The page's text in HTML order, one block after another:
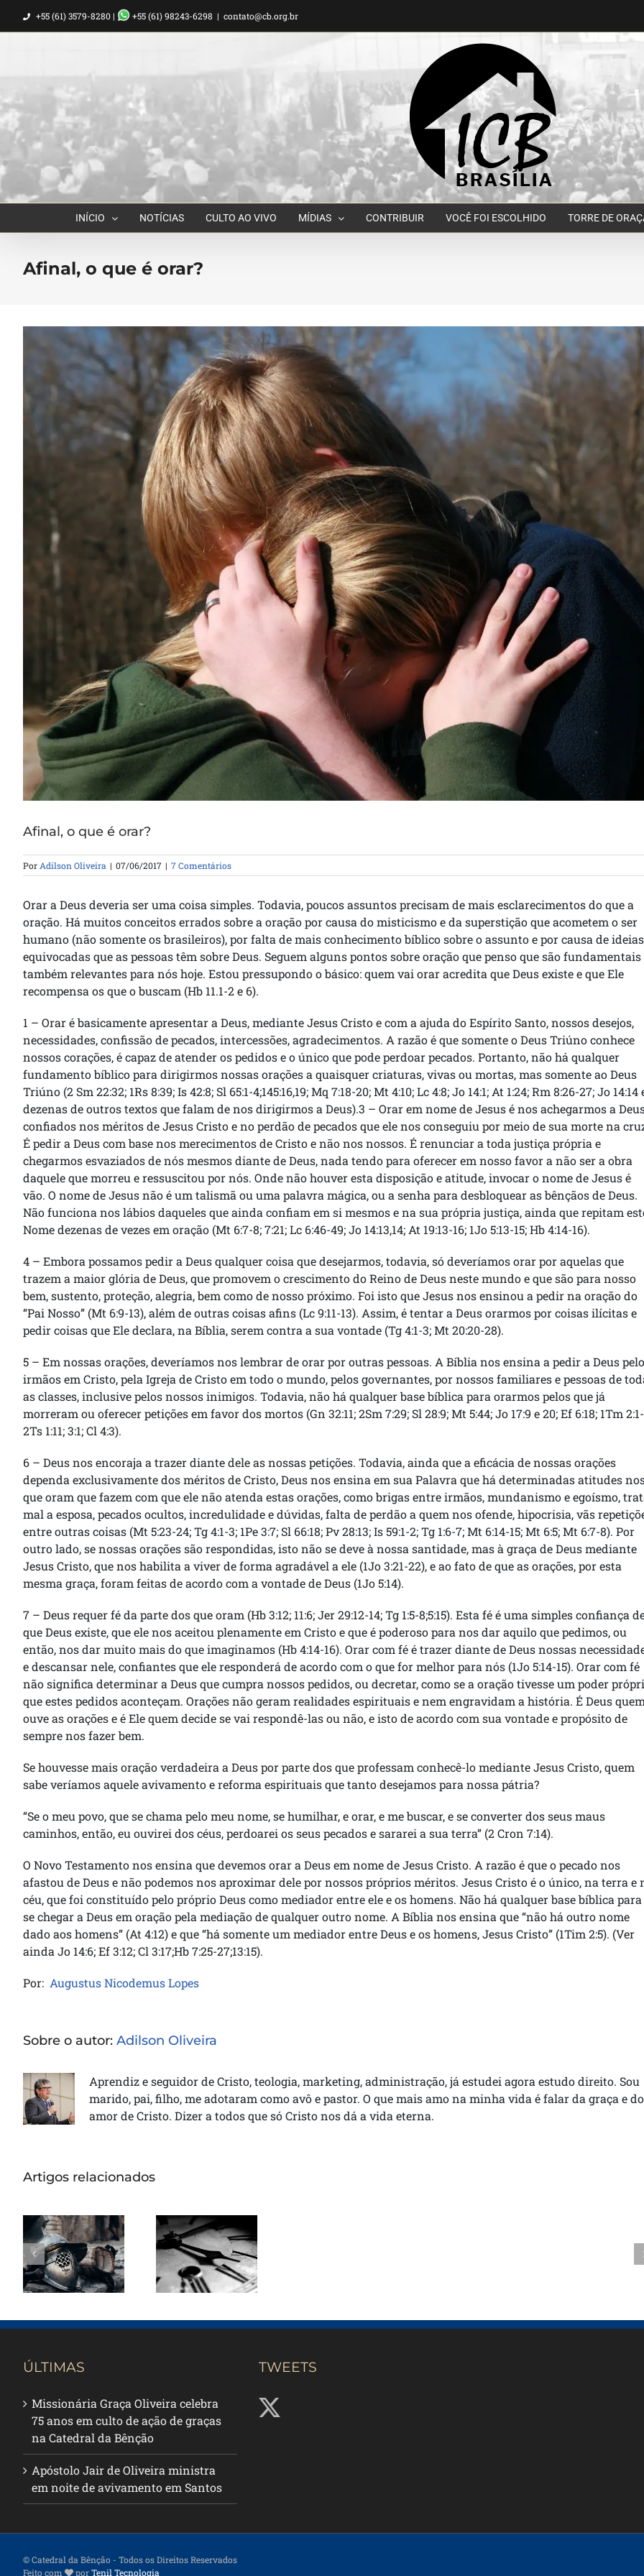
para
+55 (61) 3579-8280 | +55 (61) 98243-6298 | contato@cb.org.br
INÍCIO NOTÍCIAS CULTO AO VIVO MÍDIAS CONTRIBUIR VOCÊ FOI ESCOLHIDO TORRE DE
Afinal, o que é orar?
Afinal, o que é orar?
Por Adilson Oliveira | 07/06/2017 | 7 Comentários
Orar a Deus deveria ser uma coisa simples. Todavia, poucos assuntos precisam de mais esclarecimentos do que a
oração. Há muitos conceitos errados sobre a oração por causa do misticismo e da superstição que acometem o ser
humano (não somente os brasileiros), por falta de mais conhecimento bíblico sobre o assunto e por causa de ideias
equivocadas que as pessoas têm sobre Deus. Seguem alguns pontos sobre oração que penso que são fundamentais
também relevantes para nós hoje. Estou pressupondo o básico: quem vai orar acredita que Deus existe e que Ele
recompensa os que o buscam (Hb 11.1-2 e 6).
1 – Orar é basicamente apresentar a Deus, mediante Jesus Cristo e com a ajuda do Espírito Santo, nossos desejos,
necessidades, confissão de pecados, intercessões, agradecimentos. A razão é que somente o Deus Triúno conhece
nossos corações, é capaz de atender os pedidos e o único que pode perdoar pecados. Portanto, não há qualquer
fundamento bíblico para dirigirmos nossas orações a quaisquer criaturas, vivas ou mortas, mas somente ao Deus
Triúno (2 Sm 22:32; 1Rs 8:39; Is 42:8; Sl 65:1-4;145:16,19; Mq 7:18-20; Mt 4:10; Lc 4:8; Jo 14:1; At 1:24; Rm 8:26-27; Jo 14:14
dezenas de outros textos que falam de nos dirigirmos a Deus).3 – Orar em nome de Jesus é nos achegarmos a
confiados nos méritos de Jesus Cristo e no perdão de pecados que ele nos conseguiu por meio de sua morte na
É pedir a Deus com base nos merecimentos de Cristo e não nos nossos. É renunciar a toda justiça própria e
chegarmos esvaziados de nós mesmos diante de Deus, nada tendo para oferecer em nosso favor a não ser a obra
daquele que morreu e ressuscitou por nós. Onde não houver esta disposição e atitude, invocar o nome de Jesus é
vão. O nome de Jesus não é um talismã ou uma palavra mágica, ou a senha para desbloquear as bênçãos de Deus.
Não funciona nos lábios daqueles que ainda confiam em si mesmos e na sua própria justiça, ainda que repitam
Nome dezenas de vezes em oração (Mt 6:7-8; 7:21; Lc 6:46-49; Jo 14:13,14; At 19:13-16; 1Jo 5:13-15; Hb 4:14-16).
4 – Embora possamos pedir a Deus qualquer coisa que desejarmos, todavia, só deveríamos orar por aquelas que
trazem a maior glória de Deus, que promovem o crescimento do Reino de Deus neste mundo e que são para nosso
bem, sustento, proteção, alegria, bem como de nosso próximo. Foi isto que Jesus nos ensinou a pedir na oração do
“Pai Nosso” (Mt 6:9-13), além de outras coisas afins (Lc 9:11-13). Assim, é tentar a Deus orarmos por coisas ilícitas e
pedir coisas que Ele declara, na Bíblia, serem contra a sua vontade (Tg 4:1-3; Mt 20:20-28).
5 – Em nossas orações, deveríamos nos lembrar de orar por outras pessoas. A Bíblia nos ensina a pedir a Deus
irmãos em Cristo, pela Igreja de Cristo em todo o mundo, pelos governantes, por nossos familiares e pessoas de
as classes, inclusive pelos nossos inimigos. Todavia, não há qualquer base bíblica para orarmos pelos que já
morreram ou oferecer petições em favor dos mortos (Gn 32:11; 2Sm 7:29; Sl 28:9; Mt 5:44; Jo 17:9 e 20; Ef 6:18; 1Tm
2Ts 1:11; 3:1; Cl 4:3).
6 – Deus nos encoraja a trazer diante dele as nossas petições. Todavia, ainda que a eficácia de nossas orações
dependa exclusivamente dos méritos de Cristo, Deus nos ensina em sua Palavra que há determinadas atitudes
que oram que fazem com que ele não atenda estas orações, como brigas entre irmãos, mundanismo e egoísmo,
mal a esposa, pecados ocultos, incredulidade e dúvidas, falta de perdão a quem nos ofende, hipocrisia, vãs
entre outras coisas (Mt 5:23-24; Tg 4:1-3; 1Pe 3:7; Sl 66:18; Pv 28:13; Is 59:1-2; Tg 1:6-7; Mt 6:14-15; Mt 6:5; Mt 6:7-8). Por
outro lado, se nossas orações são respondidas, isto não se deve à nossa santidade, mas à graça de Deus mediante
Jesus Cristo, que nos habilita a viver de forma agradável a ele (1Jo 3:21-22), e ao fato de que as orações, por esta
mesma graça, foram feitas de acordo com a vontade de Deus (1Jo 5:14).
7 – Deus requer fé da parte dos que oram (Hb 3:12; 11:6; Jer 29:12-14; Tg 1:5-8;5:15). Esta fé é uma simples confiança
que Deus existe, que ele nos aceitou plenamente em Cristo e que é poderoso para nos dar aquilo que pedimos, ou
então, nos dar muito mais do que imaginamos (Hb 4:14-16). Orar com fé é trazer diante de Deus nossas
e descansar nele, confiantes que ele responderá de acordo com o que for melhor para nós (1Jo 5:14-15). Orar com fé
não significa determinar a Deus que cumpra nossos pedidos, ou decretar, como se a oração tivesse um poder
que estes pedidos aconteçam. Orações não geram realidades espirituais e nem engravidam a história. É Deus
ouve as orações e é Ele quem decide se vai respondê-las ou não, e isto de acordo com sua vontade e propósito de
sempre nos fazer bem.
Se houvesse mais oração verdadeira a Deus por parte dos que professam conhecê-lo mediante Jesus Cristo, quem
sabe veríamos aquele avivamento e reforma espirituais que tanto desejamos para nossa pátria?
“Se o meu povo, que se chama pelo meu nome, se humilhar, e orar, e me buscar, e se converter dos seus maus
caminhos, então, eu ouvirei dos céus, perdoarei os seus pecados e sararei a sua terra” (2 Cron 7:14).
O Novo Testamento nos ensina que devemos orar a Deus em nome de Jesus Cristo. A razão é que o pecado nos
afastou de Deus e não podemos nos aproximar dele por nossos próprios méritos. Jesus Cristo é o único, na terra e
céu, que foi constituído pelo próprio Deus como mediador entre ele e os homens. Não há qualquer base bíblica para
se chegar a Deus em oração pela mediação de qualquer outro nome. A Bíblia nos ensina que “não há outro nome
dado aos homens” (At 4:12) e que “há somente um mediador entre Deus e os homens, Jesus Cristo” (1Tim 2:5). (Ver
ainda Jo 14:6; Ef 3:12; Cl 3:17;Hb 7:25-27;13:15).
Por: Augustus Nicodemus Lopes
Sobre o autor: Adilson Oliveira
Aprendiz e seguidor de Cristo, teologia, marketing, administração, já estudei agora estudo direito. Sou
marido, pai, filho, me adotaram como avô e pastor. O que mais amo na minha vida é falar da graça e do
amor de Cristo. Dizer a todos que só Cristo nos dá a vida eterna.
Artigos relacionados
também foi
escolhido
para ser um
sentinela da
Torre de
Sentinelas
da Torre de
Oração
ÚLTIMAS
Missionária Graça Oliveira celebra
75 anos em culto de ação de graças
na Catedral da Bênção
Apóstolo Jair de Oliveira ministra
em noite de avivamento em Santos
TWEETS
© Catedral da Bênção - Todos os Direitos Reservados
Feito com
porTenil Tecnologia